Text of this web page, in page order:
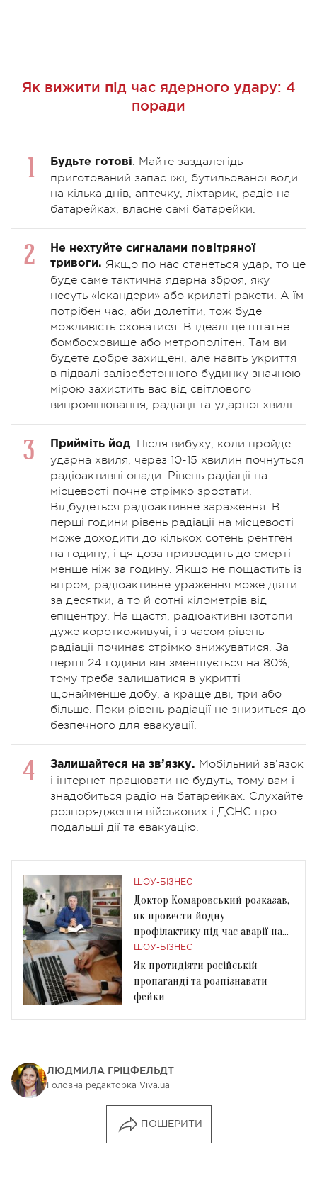
Як вижити під час ядерного удару: 4
поради
Будьте готові. Майте заздалегідь
приготований запас їжі, бутильованої води
на кілька днів, аптечку, ліхтарик, радіо на
батарейках, власне самі батарейки.
Не нехтуйте сигналами повітряної
тривоги. Якщо по нас станеться удар, то це
буде саме тактична ядерна зброя, яку
несуть «Іскандери» або крилаті ракети. А їм
потрібен час, аби долетіти, тож буде
можливість сховатися. В ідеалі це штатне
бомбосховище або метрополітен. Там ви
будете добре захищені, але навіть укриття
в підвалі залізобетонного будинку значною
мірою захистить вас від світлового
випромінювання, радіації та ударної хвилі.
Прийміть йод. Після вибуху, коли пройде
ударна хвиля, через 10-15 хвилин почнуться
радіоактивні опади. Рівень радіації на
місцевості почне стрімко зростати.
Відбудеться радіоактивне зараження. В
перші години рівень радіації на місцевості
може доходити до кількох сотень рентген
на годину, і ця доза призводить до смерті
менше ніж за годину. Якщо не пощастить із
вітром, радіоактивне ураження може діяти
за десятки, а то й сотні кілометрів від
епіцентру. На щастя, радіоактивні ізотопи
дуже короткоживучі, і з часом рівень
радіації починає стрімко знижуватися. За
перші 24 години він зменшується на 80%,
тому треба залишатися в укритті
щонайменше добу, а краще дві, три або
більше. Поки рівень радіації не знизиться до
безпечного для евакуації.
Залишайтеся на зв’язку. Мобільний зв’язок
і інтернет працювати не будуть, тому вам і
знадобиться радіо на батарейках. Слухайте
розпорядження військових і ДСНС про
подальші дії та евакуацію.
ШОУ-БІЗНЕС
Доктор Комаровський розказав,
як провести йодну
профілактику під час аварії на
АЕС
ШОУ-БІЗНЕС
Як протидіяти російській
пропаганді та розпізнавати
фейки
ЛЮДМИЛА ГРІЦФЕЛЬДТ
Головна редакторка Viva.ua
ПОШЕРИТИ